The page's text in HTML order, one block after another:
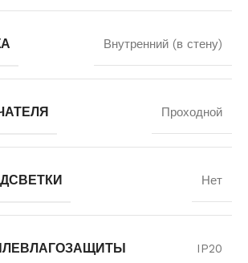
Внутренний (в стену)
Проходной
Нет
IP20